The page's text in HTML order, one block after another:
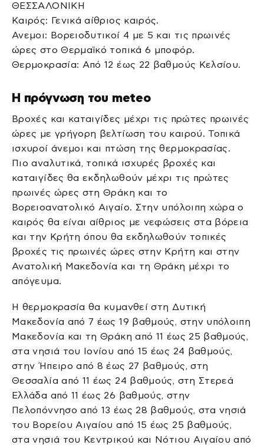
ΘΕΣΣΑΛΟΝΙΚΗ
Καιρός: Γενικά αίθριος καιρός.
Ανεμοι: Βορειοδυτικοί 4 με 5 και τις πρωινές
ώρες στο Θερμαϊκό τοπικά 6 μποφόρ.
Θερμοκρασία: Από 12 έως 22 βαθμούς Κελσίου.
Η πρόγνωση του meteo
Βροχές και καταιγίδες μέχρι τις πρώτες πρωινές
ώρες με γρήγορη βελτίωση του καιρού. Τοπικά
ισχυροί άνεμοι και πτώση της θερμοκρασίας.
Πιο αναλυτικά, τοπικά ισχυρές βροχές και
καταιγίδες θα εκδηλωθούν μέχρι τις πρώτες
πρωινές ώρες στη Θράκη και το
Βορειοανατολικό Αιγαίο. Στην υπόλοιπη χώρα ο
καιρός θα είναι αίθριος με νεφώσεις στα βόρεια
και την Κρήτη όπου θα εκδηλωθούν τοπικές
βροχές τις πρωινές ώρες στην Κρήτη και στην
Ανατολική Μακεδονία και τη Θράκη μέχρι το
απόγευμα.
Η θερμοκρασία θα κυμανθεί στη Δυτική
Μακεδονία από 7 έως 19 βαθμούς, στην υπόλοιπη
Μακεδονία και τη Θράκη από 11 έως 25 βαθμούς,
στα νησιά του Ιονίου από 15 έως 24 βαθμούς,
στην Ήπειρο από 8 έως 27 βαθμούς, στη
Θεσσαλία από 11 έως 24 βαθμούς, στη Στερεά
Ελλάδα από 11 έως 26 βαθμούς, στην
Πελοπόννησο από 13 έως 28 βαθμούς, στα νησιά
του Βορείου Αιγαίου από 15 έως 25 βαθμούς,
στα νησιά του Κεντρικού και Νότιου Αιγαίου από